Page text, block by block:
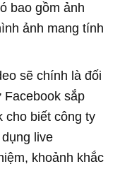
bao gồm ảnh
ảnh mang tính
sẽ chính là đối
sắp
cho biết công ty
live
khoảnh khắc